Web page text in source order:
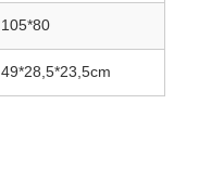
105*80
49*28,5*23,5cm